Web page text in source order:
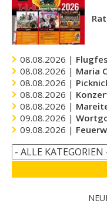
08.08.2026 |
08.08.2026 | Maria
08.08.2026 |
08.08.2026 |
08.08.2026 |
09.08.2026 |
09.08.2026 |